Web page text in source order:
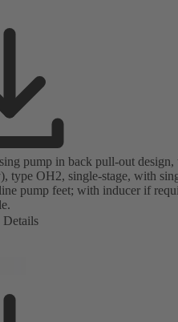
pump in back pull-out design,
type OH2, single-stage, with
pump feet; with inducer if
Details